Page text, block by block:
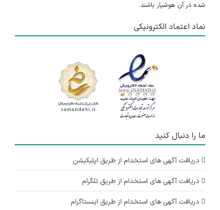
شده در آن هوشیار باشند.
نماد اعتماد الکترونیکی
ما را دنبال کنید
دریافت آگهی های استخدام از طریق اپلیکیشن
دریافت آگهی های استخدام از طریق تلگرام
دریافت آگهی های استخدام از طریق اینستاگرام